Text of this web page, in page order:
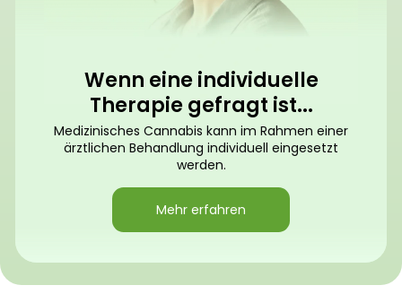
Wenn eine individuelle
Therapie gefragt ist...
Medizinisches Cannabis kann im Rahmen einer
ärztlichen Behandlung individuell eingesetzt
werden.
Mehr erfahren